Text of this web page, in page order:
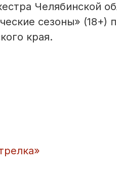
Челябинской
сезоны» (18+)
края.